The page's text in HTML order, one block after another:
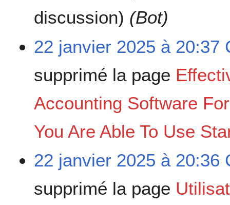
discussion) (Bot)
22 janvier 2025 à 20:37
supprimé la page
Accounting Software
You Are Able To Use
22 janvier 2025 à 20:36
supprimé la page